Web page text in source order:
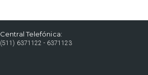
Central Telefónica:
(511) 6371122 - 6371123